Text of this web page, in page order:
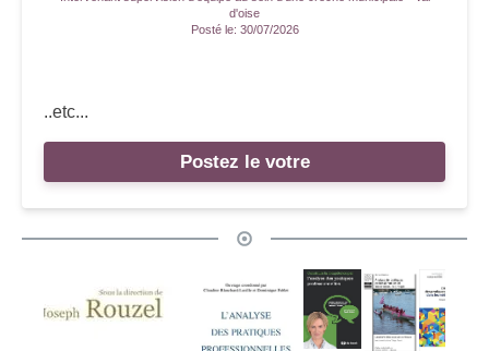
d'oise
Posté le: 30/07/2026
..etc...
Postez le votre